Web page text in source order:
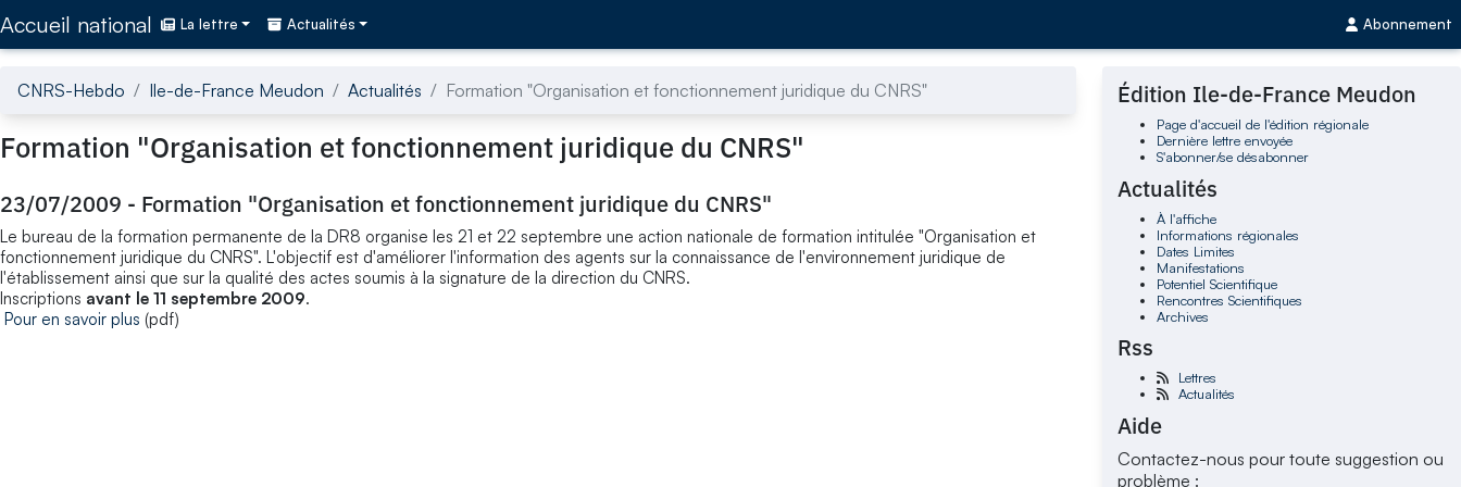
Accueil national La lettre Actualités Abonnement
CNRS-Hebdo Ile-de-France Meudon Actualités Formation "Organisation et fonctionnement juridique du CNRS"
Formation "Organisation et fonctionnement juridique du CNRS"
23/07/2009 - Formation "Organisation et fonctionnement juridique du CNRS"
Le bureau de la formation permanente de la DR8 organise les 21 et 22 septembre une action nationale de formation intitulée "Organisation et
fonctionnement juridique du CNRS". L'objectif est d'améliorer l'information des agents sur la connaissance de l'environnement juridique de
l'établissement ainsi que sur la qualité des actes soumis à la signature de la direction du CNRS.
Inscriptions avant le 11 septembre 2009.
Pour en savoir plus (pdf)
Édition Ile-de-France Meudon
Page d'accueil de l'édition régionale
Dernière lettre envoyée
S'abonner/se désabonner
Actualités
À l'affiche
Informations régionales
Dates Limites
Manifestations
Potentiel Scientifique
Rencontres Scientifiques
Archives
Rss
Lettres
Actualités
Aide
Contactez-nous pour toute suggestion ou
problème :